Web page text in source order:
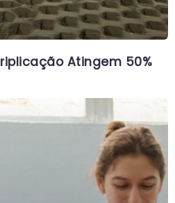
Atingem 50%